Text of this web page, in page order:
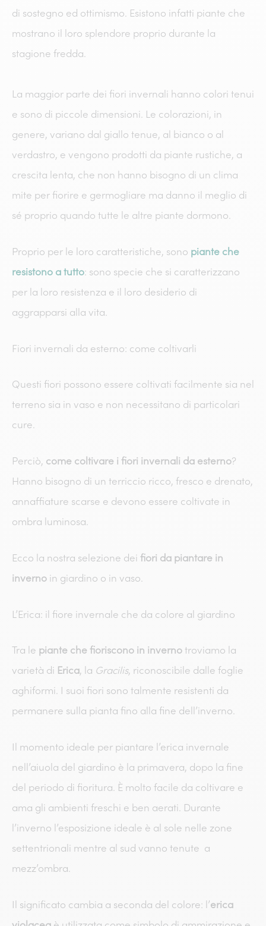
di sostegno ed ottimismo. Esistono infatti piante che
mostrano il loro splendore proprio durante la
stagione fredda.
La maggior parte dei fiori invernali hanno colori tenui
e sono di piccole dimensioni. Le colorazioni, in
genere, variano dal giallo tenue, al bianco o al
verdastro, e vengono prodotti da piante rustiche, a
crescita lenta, che non hanno bisogno di un clima
mite per fiorire e germogliare ma danno il meglio di
sé proprio quando tutte le altre piante dormono.
Proprio per le loro caratteristiche, sono piante che
resistono a tutto: sono specie che si caratterizzano
per la loro resistenza e il loro desiderio di
aggrapparsi alla vita.
Fiori invernali da esterno: come coltivarli
Questi fiori possono essere coltivati facilmente sia nel
terreno sia in vaso e non necessitano di particolari
cure.
Perciò, come coltivare i fiori invernali da esterno?
Hanno bisogno di un terriccio ricco, fresco e drenato,
annaffiature scarse e devono essere coltivate in
ombra luminosa.
Ecco la nostra selezione dei fiori da piantare in
inverno in giardino o in vaso.
L’Erica: il fiore invernale che da colore al giardino
Tra le piante che fioriscono in invernotroviamo la
varietà di Erica, la Gracilis, riconoscibile dalle foglie
aghiformi. I suoi fiori sono talmente resistenti da
permanere sulla pianta fino alla fine dell’inverno.
Il momento ideale per piantare l’erica invernale
nell’aiuola del giardino è la primavera, dopo la fine
del periodo di fioritura. È molto facile da coltivare e
ama gli ambienti freschi e ben aerati. Durante
l’inverno l’esposizione ideale è al sole nelle zone
settentrionali mentre al sud vanno tenute a
mezz’ombra.
Il significato cambia a seconda del colore: l’erica